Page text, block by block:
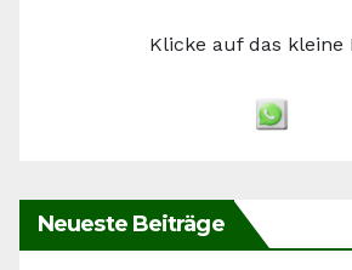
Klicke auf das kleine
Neueste Beiträge